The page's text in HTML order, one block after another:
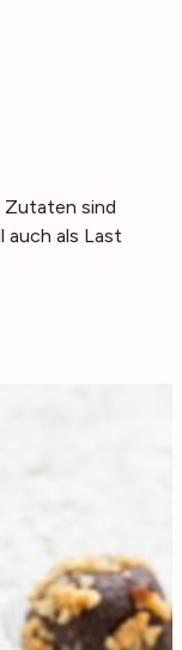
Zutaten sind
auch als Last